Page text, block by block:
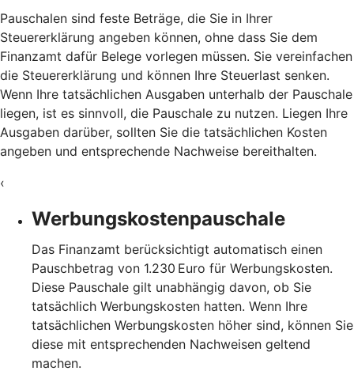
Pauschalen sind feste Beträge, die Sie in Ihrer
Steuererklärung angeben können, ohne dass Sie dem
Finanzamt dafür Belege vorlegen müssen. Sie vereinfachen
die Steuererklärung und können Ihre Steuerlast senken.
Wenn Ihre tatsächlichen Ausgaben unterhalb der Pauschale
liegen, ist es sinnvoll, die Pauschale zu nutzen. Liegen Ihre
Ausgaben darüber, sollten Sie die tatsächlichen Kosten
angeben und entsprechende Nachweise bereithalten.
‹
Werbungskostenpauschale
Das Finanzamt berücksichtigt automatisch einen
Pauschbetrag von 1.230 Euro für Werbungskosten.
Diese Pauschale gilt unabhängig davon, ob Sie
tatsächlich Werbungskosten hatten. Wenn Ihre
tatsächlichen Werbungskosten höher sind, können Sie
diese mit entsprechenden Nachweisen geltend
machen.